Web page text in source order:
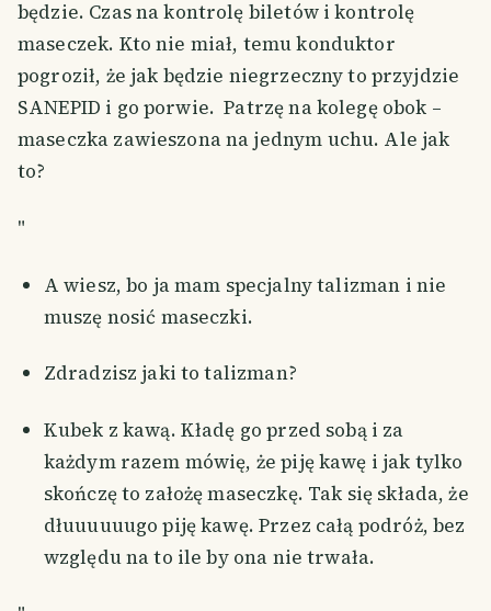
będzie. Czas na kontrolę biletów i kontrolę
maseczek. Kto nie miał, temu konduktor
pogroził, że jak będzie niegrzeczny to przyjdzie
SANEPID i go porwie. Patrzę na kolegę obok –
maseczka zawieszona na jednym uchu. Ale jak
to?
"
A wiesz, bo ja mam specjalny talizman i nie
muszę nosić maseczki.
Zdradzisz jaki to talizman?
Kubek z kawą. Kładę go przed sobą i za
każdym razem mówię, że piję kawę i jak tylko
skończę to założę maseczkę. Tak się składa, że
dłuuuuuugo piję kawę. Przez całą podróż, bez
względu na to ile by ona nie trwała.